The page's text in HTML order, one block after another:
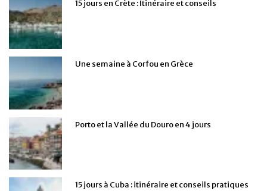
15 jours en Crète : Itinéraire et conseils
Une semaine à Corfou en Grèce
Porto et la Vallée du Douro en 4 jours
15 jours à Cuba : itinéraire et conseils pratiques